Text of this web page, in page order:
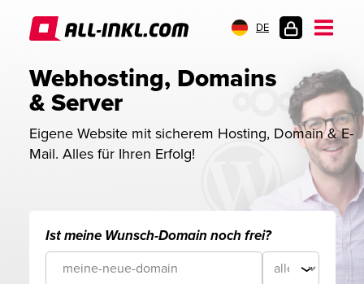
DE
Webhosting, Domains
& Server
Eigene Website mit sicherem Hosting, Domain & E-
Mail. Alles für Ihren Erfolg!
Ist meine Wunsch-Domain noch frei?